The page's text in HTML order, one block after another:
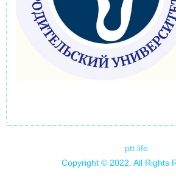
ptt.life
Copyright © 2022. All Rights